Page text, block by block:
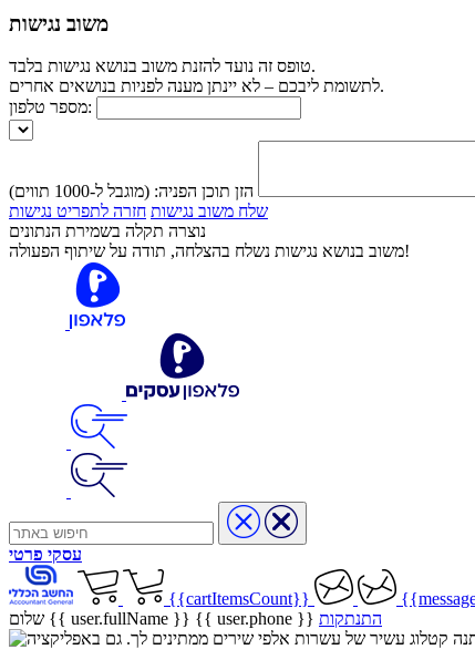
משוב נגישות
טופס זה נועד להזנת משוב בנושא נגישות בלבד.
לתשומת ליבכם – לא יינתן מענה לפניות בנושאים אחרים.
מספר טלפון:
הזן תוכן הפניה: (מוגבל ל-1000 תווים)
שלח משוב נגישות חזרה לתפריט נגישות
נוצרה תקלה בשמירת הנתונים
משוב בנושא נגישות נשלח בהצלחה, תודה על שיתוף הפעולה!
עסקי פרטי
{{cartItemsCount}}
שלום {{ user.fullName }} {{ user.phone }} התנתקות